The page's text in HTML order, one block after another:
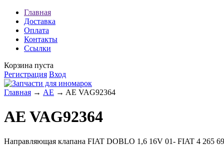
Главная
Доставка
Оплата
Контакты
Ссылки
Корзина пуста
Регистрация Вход
Главная → AE → AE VAG92364
AE VAG92364
Направляющая клапана FIAT DOBLO 1,6 16V 01- FIAT 4 265